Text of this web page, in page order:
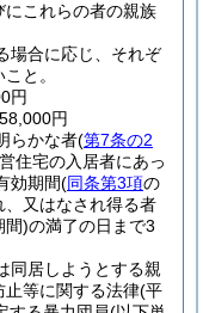
これらの者の親族
場合に応じ、それぞ
と。
円
円
らかな者(第7条の2
住宅の入居者にあっ
効期間(同条第3項の
又はなされ得る者
間)の満了の日まで3
同居しようとする親
止等に関する法律(平